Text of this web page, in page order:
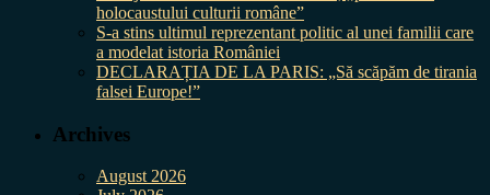
holocaustului culturii române”
S-a stins ultimul reprezentant politic al unei familii care
a modelat istoria României
DECLARAȚIA DE LA PARIS: „Să scăpăm de tirania
falsei Europe!”
Archives
August 2026